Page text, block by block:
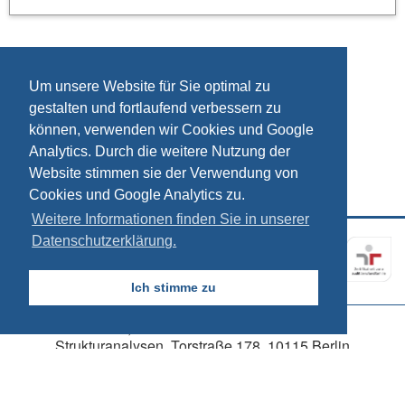
Um unsere Website für Sie optimal zu
gestalten und fortlaufend verbessern zu
können, verwenden wir Cookies und Google
Analytics. Durch die weitere Nutzung der
Website stimmen sie der Verwendung von
Cookies und Google Analytics zu.
Weitere Informationen finden Sie in unserer
Datenschutzerklärung.
Ich stimme zu
Datenschutz
Strukturanalysen, Torstraße 178, 10115 Berlin